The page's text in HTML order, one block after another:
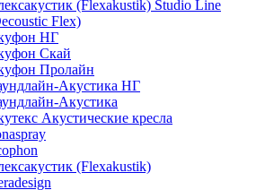
(Flexakustik) Studio Line
Flex)
НГ
Скай
Пролайн
Акустика НГ
Акустика
Акустические кресла
(Flexakustik)